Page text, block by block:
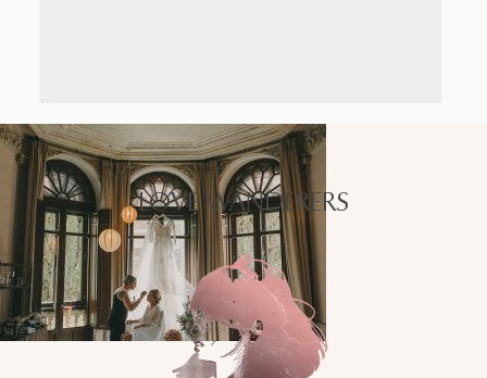
LOVE WANDERERS